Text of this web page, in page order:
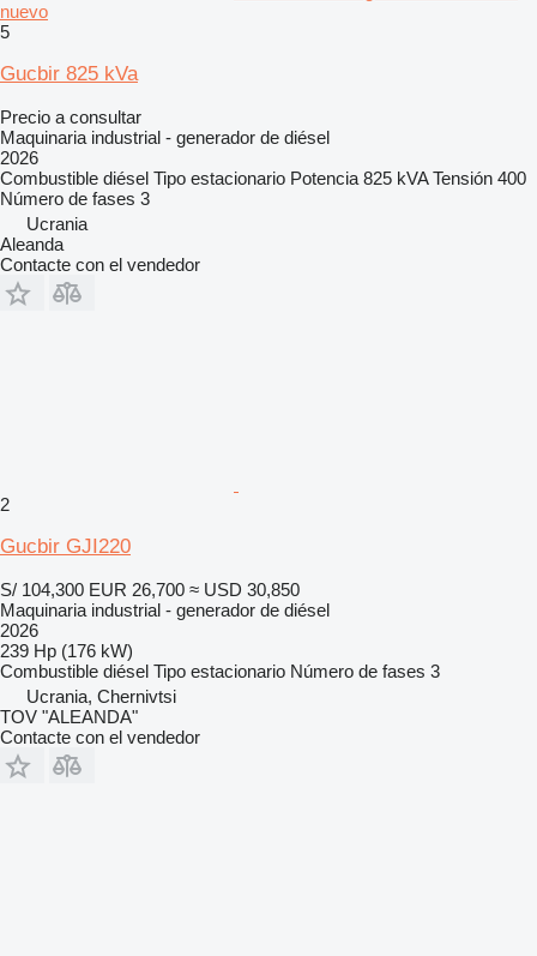
nuevo
5
Gucbir 825 kVa
Precio a consultar
Maquinaria industrial - generador de diésel
2026
Combustible diésel Tipo estacionario Potencia 825 kVA Tensión 400
Número de fases 3
Ucrania
Aleanda
Contacte con el vendedor
2
Gucbir GJI220
S/ 104,300 EUR 26,700 ≈ USD 30,850
Maquinaria industrial - generador de diésel
2026
239 Hp (176 kW)
Combustible diésel Tipo estacionario Número de fases 3
Ucrania, Chernivtsi
TOV "ALEANDA"
Contacte con el vendedor